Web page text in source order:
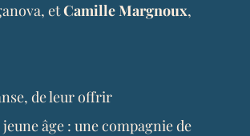
etCamille Margnoux,
de leur offrir
âge : une compagnie de